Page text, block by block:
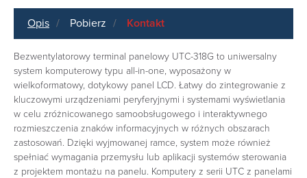
Opis Pobierz Kontakt
Bezwentylatorowy terminal panelowy UTC-318G to uniwersalny
system komputerowy typu all-in-one, wyposażony w
wielkoformatowy, dotykowy panel LCD. Łatwy do zintegrowanie z
kluczowymi urządzeniami peryferyjnymi i systemami wyświetlania
w celu zróżnicowanego samoobsługowego i interaktywnego
rozmieszczenia znaków informacyjnych w różnych obszarach
zastosowań. Dzięki wyjmowanej ramce, system może również
spełniać wymagania przemysłu lub aplikacji systemów sterowania
z projektem montażu na panelu. Komputery z serii UTC z panelami